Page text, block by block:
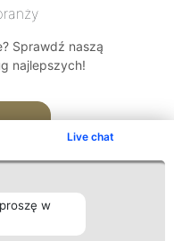
Live chat
w
Sprawdź naszą
najlepszych!